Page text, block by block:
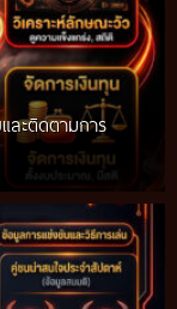
และติดตามการ